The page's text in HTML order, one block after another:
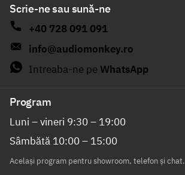
Scrie-ne sau sună-ne
+40 728 091 091
info@audiomonkey.ro
Intreaba-ne pe WhatsApp
Program
Luni – vineri 9:30 – 19:00
Sâmbătă 10:00 – 15:00
Același program pentru showroom, telefon și chat.